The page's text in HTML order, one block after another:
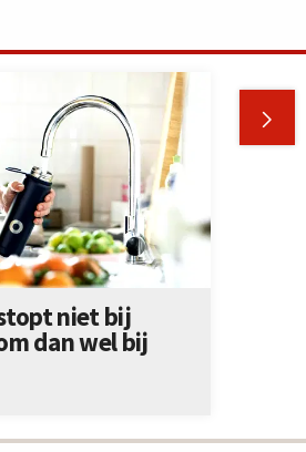

niet bij
dan wel bij